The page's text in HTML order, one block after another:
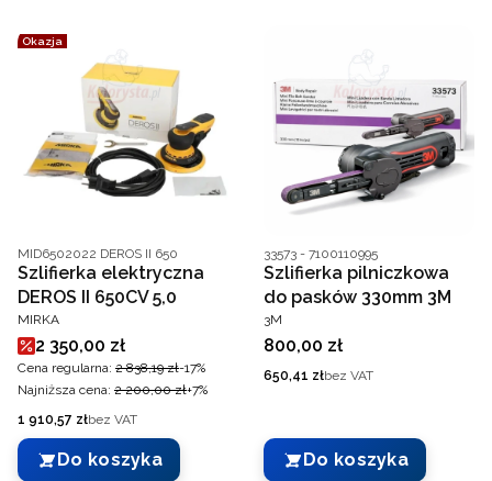
Okazja
Kod producenta
MID6502022 DEROS II 650
Szlifierka elektryczna
DEROS II 650CV 5,0
PRODUCENT
MIRKA
Cena promocyjna
2 350,00 zł
Cena regularna: 2 838,19 zł-17%
Najniższa cena: 2 200,00 zł+7%
Cena
1 910,57 złbez VAT
Do koszyka
Kod producenta
33573 - 7100110995
Szlifierka pilniczkowa
do pasków 330mm 3M
PRODUCENT
3M
Cena
800,00 zł
Cena
650,41 złbez VAT
Do koszyka